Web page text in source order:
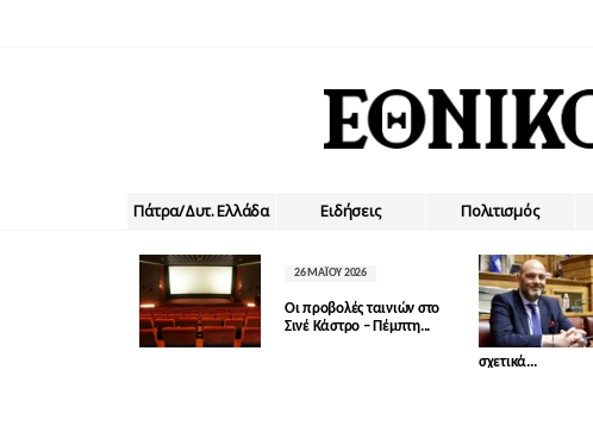
Πάτρα/Δυτ. Ελλάδα Ειδήσεις Πολιτισμός
26 ΜΑΪ́ΟΥ 2026
Οι προβολές ταινιών στο
Σινέ Κάστρο – Πέμπτη...
σχετικά...